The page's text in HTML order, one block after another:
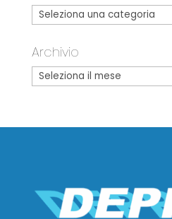
Archivio